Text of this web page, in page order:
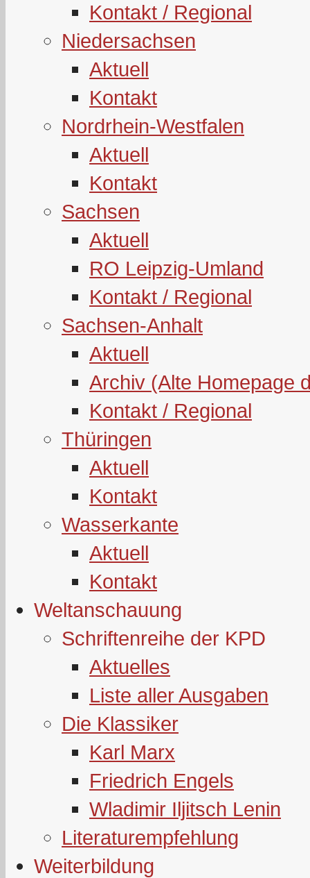
Kontakt / Regional
Niedersachsen
Aktuell
Kontakt
Nordrhein-Westfalen
Aktuell
Kontakt
Sachsen
Aktuell
RO Leipzig-Umland
Kontakt / Regional
Sachsen-Anhalt
Aktuell
Archiv (Alte Homepage
Kontakt / Regional
Thüringen
Aktuell
Kontakt
Wasserkante
Aktuell
Kontakt
Weltanschauung
Schriftenreihe der KPD
Aktuelles
Liste aller Ausgaben
Die Klassiker
Karl Marx
Friedrich Engels
Wladimir Iljitsch Lenin
Literaturempfehlung
Weiterbildung